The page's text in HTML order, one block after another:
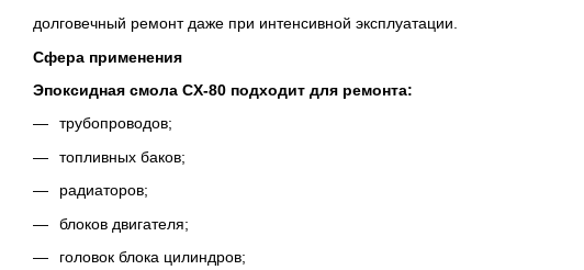
долговечный ремонт даже при интенсивной эксплуатации.
Сфера применения
Эпоксидная смола CX-80 подходит для ремонта:
трубопроводов;
топливных баков;
радиаторов;
блоков двигателя;
головок блока цилиндров;